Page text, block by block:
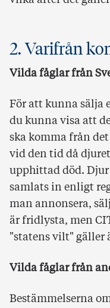
2. Varifrån
Vilda fåglar från
För att kunna sälja
du kunna visa att
ska komma från
vid den tid då
upphittad död. Djur
samlats in enligt
man annonsera,
är fridlysta, men
"statens vilt" gäller
Vilda fåglar från
Bestämmelserna